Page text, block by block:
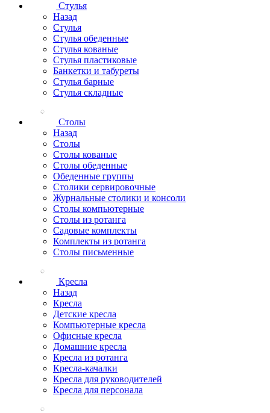
Стулья
Назад
Стулья
Стулья обеденные
Стулья кованые
Стулья пластиковые
Банкетки и табуреты
Стулья барные
Стулья складные
Столы
Назад
Столы
Столы кованые
Столы обеденные
Обеденные группы
Столики сервировочные
Журнальные столики и консоли
Столы компьютерные
Столы из ротанга
Садовые комплекты
Комплекты из ротанга
Столы письменные
Кресла
Назад
Кресла
Детские кресла
Компьютерные кресла
Офисные кресла
Домашние кресла
Кресла из ротанга
Кресла-качалки
Кресла для руководителей
Кресла для персонала